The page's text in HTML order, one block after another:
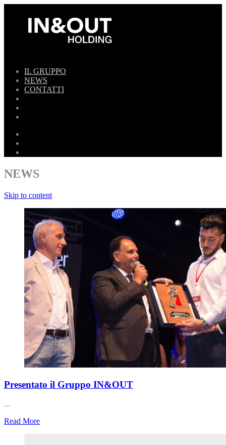
IL GRUPPO
NEWS
CONTATTI
NEWS
Skip to content
Presentato il Gruppo IN&OUT
...
Read More